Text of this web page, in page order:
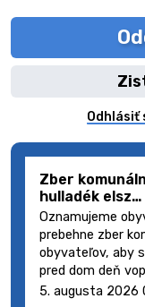
Odhlásiť
Zber
hulladék elsz…
Oznamujeme
prebehne zber
obyvateľov, aby
pred dom deň
5. augusta 2026